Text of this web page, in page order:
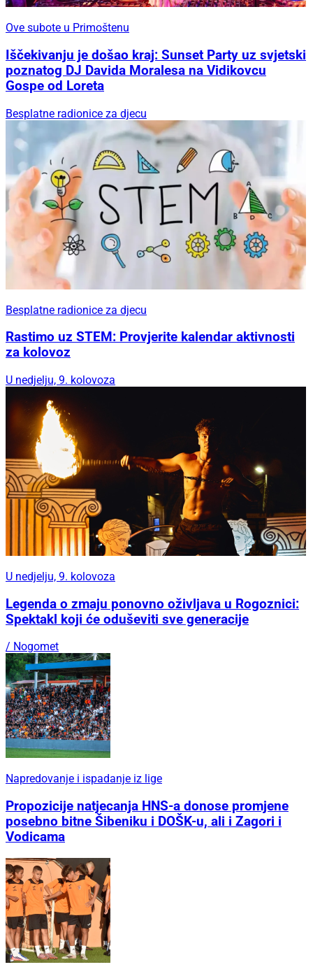
Ove subote u Primoštenu
Iščekivanju je došao kraj: Sunset Party uz svjetski
poznatog DJ Davida Moralesa na Vidikovcu
Gospe od Loreta
Besplatne radionice za djecu
Besplatne radionice za djecu
Rastimo uz STEM: Provjerite kalendar aktivnosti
za kolovoz
U nedjelju, 9. kolovoza
U nedjelju, 9. kolovoza
Legenda o zmaju ponovno oživljava u Rogoznici:
Spektakl koji će oduševiti sve generacije
/ Nogomet
Napredovanje i ispadanje iz lige
Propozicije natjecanja HNS-a donose promjene
posebno bitne Šibeniku i DOŠK-u, ali i Zagori i
Vodicama